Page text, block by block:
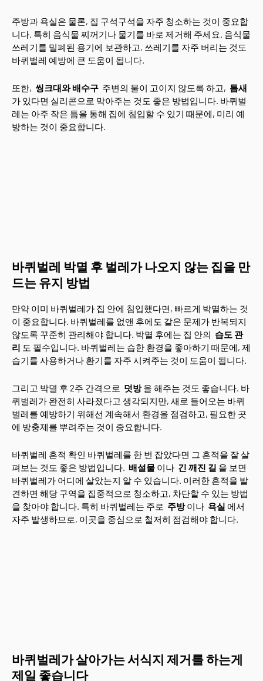
주방과 욕실은 물론, 집 구석구석을 자주 청소하는 것이 중요합
니다. 특히 음식물 찌꺼기나 물기를 바로 제거해 주세요. 음식물
쓰레기를 밀폐된 용기에 보관하고, 쓰레기를 자주 버리는 것도
바퀴벌레 예방에 큰 도움이 됩니다.
또한, 씽크대와 배수구 주변의 물이 고이지 않도록 하고, 틈새
가 있다면 실리콘으로 막아주는 것도 좋은 방법입니다. 바퀴벌
레는 아주 작은 틈을 통해 집에 침입할 수 있기 때문에, 미리 예
방하는 것이 중요합니다.
바퀴벌레 박멸 후 벌레가 나오지 않는 집을 만
드는 유지 방법
만약 이미 바퀴벌레가 집 안에 침입했다면, 빠르게 박멸하는 것
이 중요합니다. 바퀴벌레를 없앤 후에도 같은 문제가 반복되지
않도록 꾸준히 관리해야 합니다. 박멸 후에는 집 안의 습도 관
리 도 필수입니다. 바퀴벌레는 습한 환경을 좋아하기 때문에, 제
습기를 사용하거나 환기를 자주 시켜주는 것이 도움이 됩니다.
그리고 박멸 후 2주 간격으로 덧방 을 해주는 것도 좋습니다. 바
퀴벌레가 완전히 사라졌다고 생각되지만, 새로 들어오는 바퀴
벌레를 예방하기 위해선 계속해서 환경을 점검하고, 필요한 곳
에 방충제를 뿌려주는 것이 중요합니다.
바퀴벌레 흔적 확인 바퀴벌레를 한 번 잡았다면 그 흔적을 잘 살
펴보는 것도 좋은 방법입니다. 배설물 이나 긴 깨진 길 을 보면
바퀴벌레가 어디에 살았는지 알 수 있습니다. 이러한 흔적을 발
견하면 해당 구역을 집중적으로 청소하고, 차단할 수 있는 방법
을 찾아야 합니다. 특히 바퀴벌레는 주로 주방 이나 욕실 에서
자주 발생하므로, 이곳을 중심으로 철저히 점검해야 합니다.
바퀴벌레가 살아가는 서식지 제거를 하는게
제일 좋습니다
COPYRIGHTⒸ 2023 Hwankour All Rights Reserved Hwankour // suport
By
Blogging